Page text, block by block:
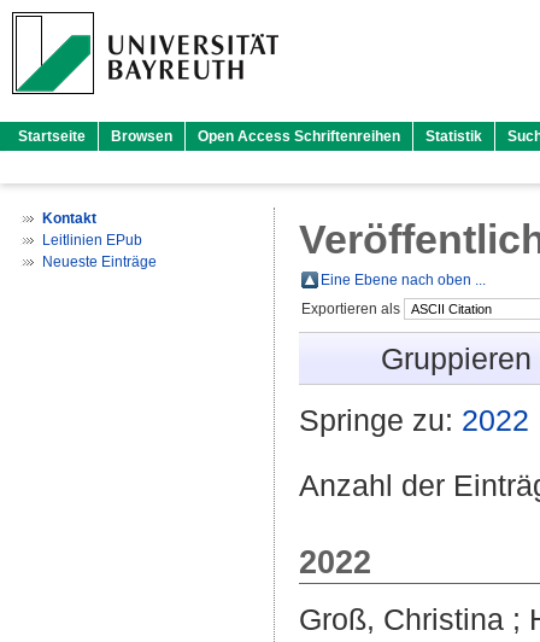
Startseite Browsen Open Access Schriftenreihen Statistik
Kontakt
Leitlinien EPub
Neueste Einträge
Eine Ebene nach oben ...
Exportieren als
Springe zu: 2022
Anzahl der
2022
Groß, Christina ;